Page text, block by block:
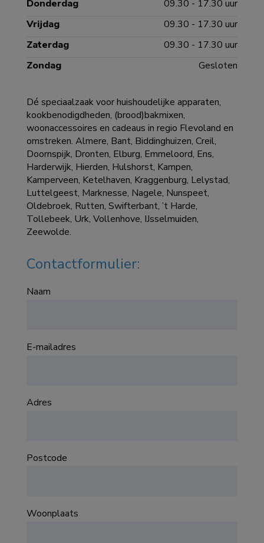
Donderdag
09.30 - 17.30 uur
Vrijdag
09.30 - 17.30 uur
Zaterdag
09.30 - 17.30 uur
Zondag
Gesloten
Dé speciaalzaak voor huishoudelijke apparaten,
kookbenodigdheden, (brood)bakmixen,
woonaccessoires en cadeaus in regio Flevoland en
omstreken. Almere, Bant, Biddinghuizen, Creil,
Doornspijk, Dronten, Elburg, Emmeloord, Ens,
Harderwijk, Hierden, Hulshorst, Kampen,
Kamperveen, Ketelhaven, Kraggenburg, Lelystad,
Luttelgeest, Marknesse, Nagele, Nunspeet,
Oldebroek, Rutten, Swifterbant, ’t Harde,
Tollebeek, Urk, Vollenhove, IJsselmuiden,
Zeewolde.
Contactformulier:
Naam
E-mailadres
Adres
Postcode
Woonplaats